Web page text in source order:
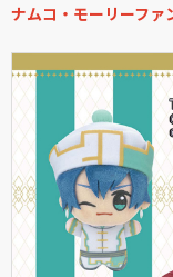
ナムコ・モーリーファ